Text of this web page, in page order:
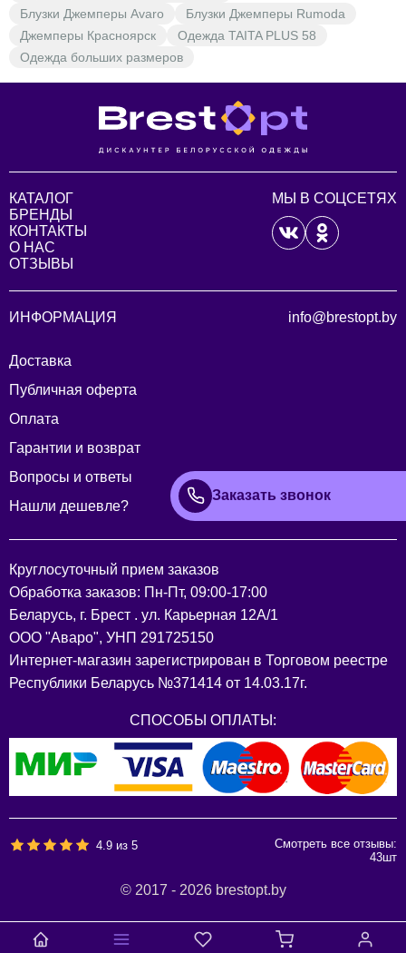
Блузки Джемперы Avaro
Блузки Джемперы Rumoda
Джемперы Красноярск
Одежда TAITA PLUS 58
Одежда больших размеров
КАТАЛОГ
БРЕНДЫ
КОНТАКТЫ
О НАС
ОТЗЫВЫ
МЫ В СОЦСЕТЯХ
ИНФОРМАЦИЯ
Доставка
Публичная оферта
Оплата
Гарантии и возврат
Вопросы и ответы
Нашли дешевле?
info@brestopt.by
Заказать звонок
Круглосуточный прием заказов
Обработка заказов: Пн-Пт, 09:00-17:00
Беларусь, г. Брест . ул. Карьерная 12А/1
ООО "Аваро", УНП 291725150
Интернет-магазин зарегистрирован в Торговом реестре
Республики Беларусь №371414 от 14.03.17г.
СПОСОБЫ ОПЛАТЫ:
4.9 из5
Смотреть все отзывы:
43шт
© 2017 - 2026 brestopt.by